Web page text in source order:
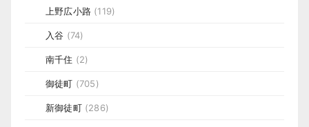
上野広小路 (119)
入谷 (74)
南千住 (2)
御徒町 (705)
新御徒町(286)